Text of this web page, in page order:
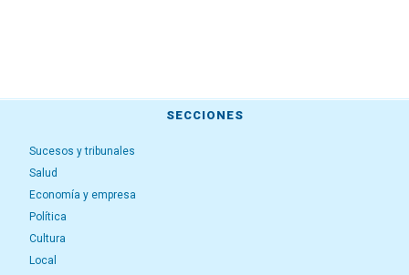
SECCIONES
Sucesos y tribunales
Salud
Economía y empresa
Política
Cultura
Local